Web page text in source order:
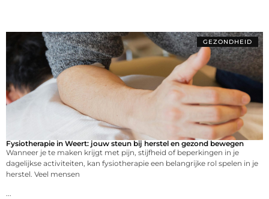
GEZONDHEID
Fysiotherapie in Weert: jouw steun bij herstel en gezond bewegen
Wanneer je te maken krijgt met pijn, stijfheid of beperkingen in je
dagelijkse activiteiten, kan fysiotherapie een belangrijke rol spelen in je
herstel. Veel mensen
...